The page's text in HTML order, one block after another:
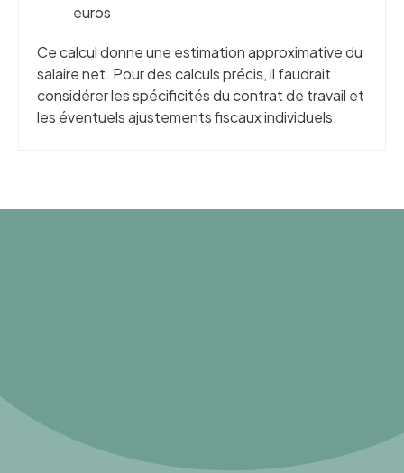
euros
Ce calcul donne une estimation approximative du
salaire net. Pour des calculs précis, il faudrait
considérer les spécificités du contrat de travail et
les éventuels ajustements fiscaux individuels.